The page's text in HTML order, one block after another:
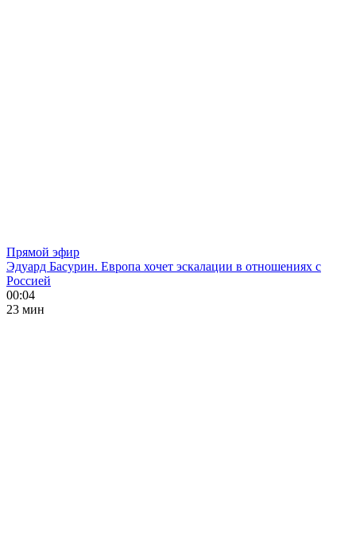
Прямой эфир
Эдуард Басурин. Европа хочет эскалации в отношениях с
Россией
00:04
23 мин